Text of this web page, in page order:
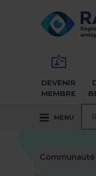
RETOUR À LA
DEVENIR
MEMBRE
MENU
Communauté